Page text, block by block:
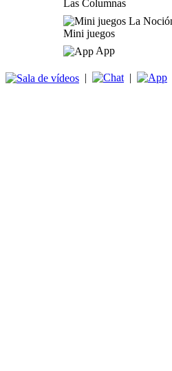
Las Columnas
Mini juegos
App
| |